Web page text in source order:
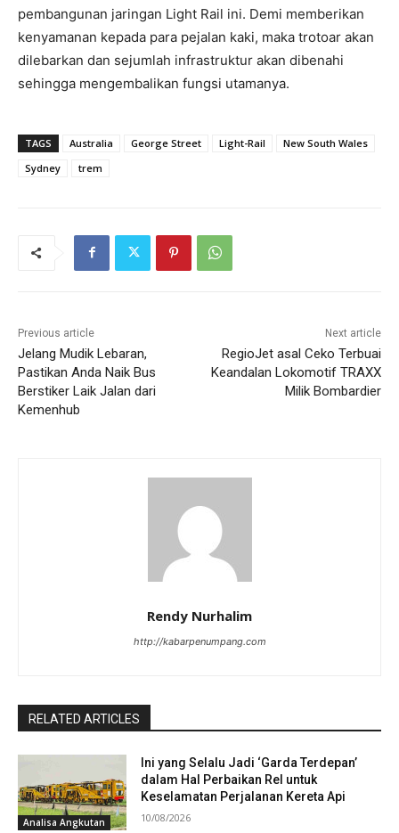
pembangunan jaringan Light Rail ini. Demi memberikan
kenyamanan kepada para pejalan kaki, maka trotoar akan
dilebarkan dan sejumlah infrastruktur akan dibenahi
sehingga mengembalikan fungsi utamanya.
TAGS Australia George Street Light-Rail
New South Wales
Sydney
trem
Previous article
Jelang Mudik Lebaran,
Pastikan Anda Naik Bus
Berstiker Laik Jalan dari
Kemenhub
Next article
RegioJet asal Ceko Terbuai
Keandalan Lokomotif TRAXX
Milik Bombardier
Rendy Nurhalim
http://kabarpenumpang.com
RELATED ARTICLES
Analisa Angkutan
Ini yang Selalu Jadi ‘Garda Terdepan’
dalam Hal Perbaikan Rel untuk
Keselamatan Perjalanan Kereta Api
10/08/2026